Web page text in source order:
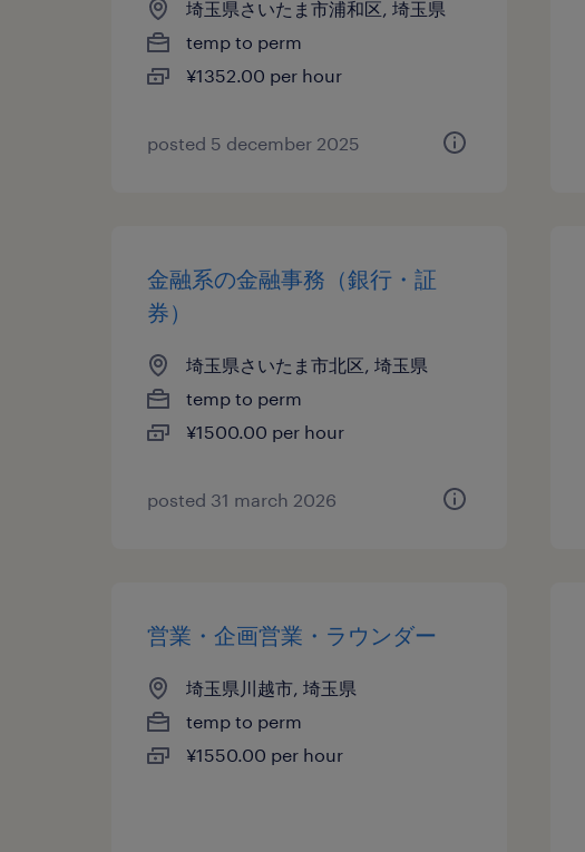
埼玉県さいたま市浦和区, 埼玉県
temp to perm
¥1352.00 per hour
posted 5 december 2025
金融系の金融事務（銀行・証
券）
埼玉県さいたま市北区, 埼玉県
temp to perm
¥1500.00 per hour
posted 31 march 2026
営業・企画営業・ラウンダー
埼玉県川越市, 埼玉県
temp to perm
¥1550.00 per hour